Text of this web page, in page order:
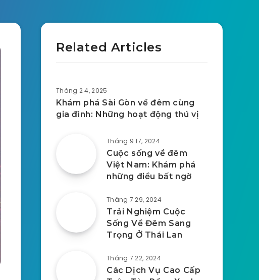
Related Articles
Tháng 2 4, 2025
Khám phá Sài Gòn về đêm cùng
gia đình: Những hoạt động thú vị
Tháng 9 17, 2024
Cuộc sống về đêm
Việt Nam: Khám phá
những điều bất ngờ
Tháng 7 29, 2024
Trải Nghiệm Cuộc
Sống Về Đêm Sang
Trọng Ở Thái Lan
Tháng 7 22, 2024
Các Dịch Vụ Cao Cấp